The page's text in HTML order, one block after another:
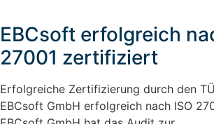
EBCsoft erfolgreich
27001 zertifiziert
Erfolgreiche Zertifizierung durch den
EBCsoft GmbH erfolgreich nach ISO